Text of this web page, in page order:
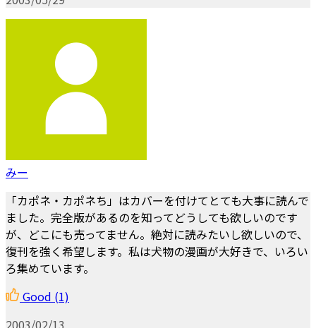
みー
「カポネ・カポネち」はカバーを付けてとても大事に読んで
ました。完全版があるのを知ってどうしても欲しいのです
が、どこにも売ってません。絶対に読みたいし欲しいので、
復刊を強く希望します。私は犬物の漫画が大好きで、いろい
ろ集めています。
Good (1)
2003/02/13